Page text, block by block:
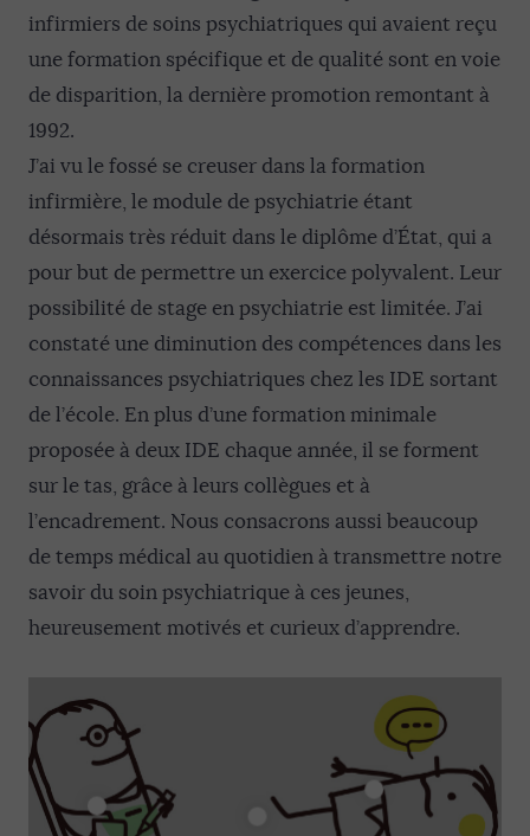
infirmiers de soins psychiatriques qui avaient reçu
une formation spécifique et de qualité sont en voie
de disparition, la dernière promotion remontant à
1992.
J’ai vu le fossé se creuser dans la formation
infirmière, le module de psychiatrie étant
désormais très réduit dans le diplôme d’État, qui a
pour but de permettre un exercice polyvalent. Leur
possibilité de stage en psychiatrie est limitée. J’ai
constaté une diminution des compétences dans les
connaissances psychiatriques chez les IDE sortant
de l’école. En plus d’une formation minimale
proposée à deux IDE chaque année, il se forment
sur le tas, grâce à leurs collègues et à
l’encadrement. Nous consacrons aussi beaucoup
de temps médical au quotidien à transmettre notre
savoir du soin psychiatrique à ces jeunes,
heureusement motivés et curieux d’apprendre.